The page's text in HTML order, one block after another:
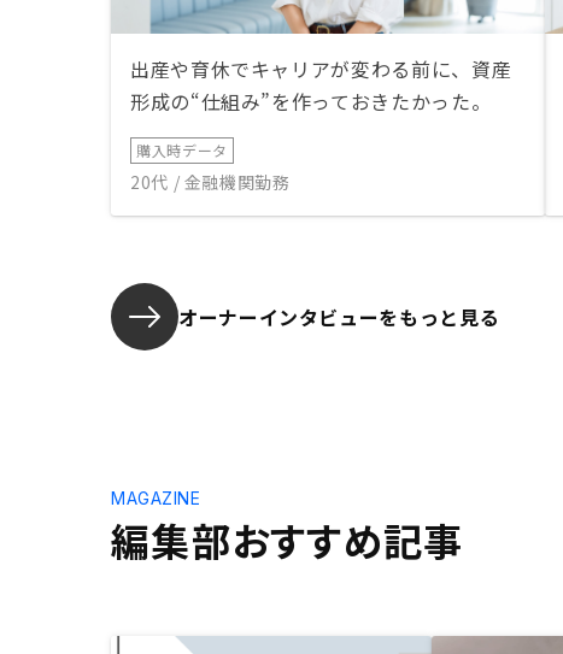
出産や育休でキャリアが変わる前に、資産
形成の“仕組み”を作っておきたかった。
購入時データ
20代 / 金融機関勤務
オーナーインタビューをもっと見る
編集部おすすめ記事
MAGAZINE